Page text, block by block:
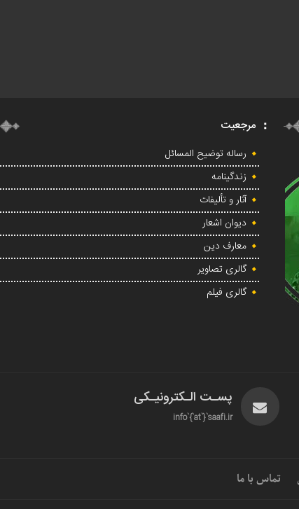
مرجعیت
رساله توضیح المسائل
زندگینامه
آثار و تألیفات
دیوان اشعار
معارف دین
گالری تصاویر
گالری فیلم
پسـت الـکترونیـکی
info`{`at`}`saafi.ir
تماس با ما